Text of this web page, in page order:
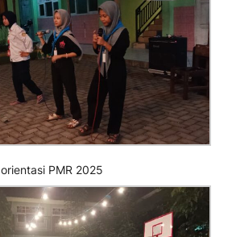
orientasi PMR 2025